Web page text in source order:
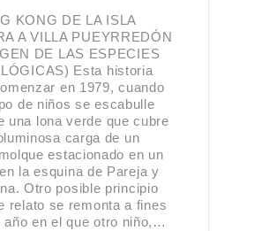
KONG DE LA ISLA
A VILLA PUEYRREDÓN
DE LAS ESPECIES
Esta historia
en 1979, cuando
de niños se escabulle
una lona verde que cubre
carga de un
estacionado en un
la esquina de Pareja y
Otro posible principio
relato se remonta a fines
año en el que otro niño,…